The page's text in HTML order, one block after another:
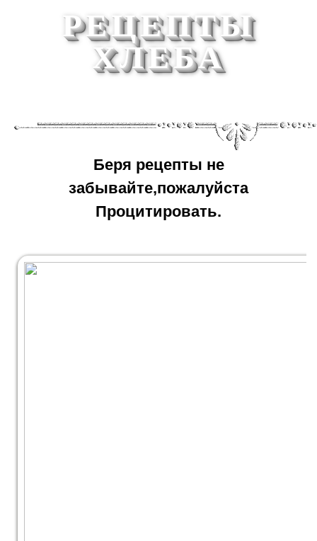
РЕЦЕПТЫ
ХЛЕБА
Беря рецепты не
забывайте,пожалуйста
Процитировать.